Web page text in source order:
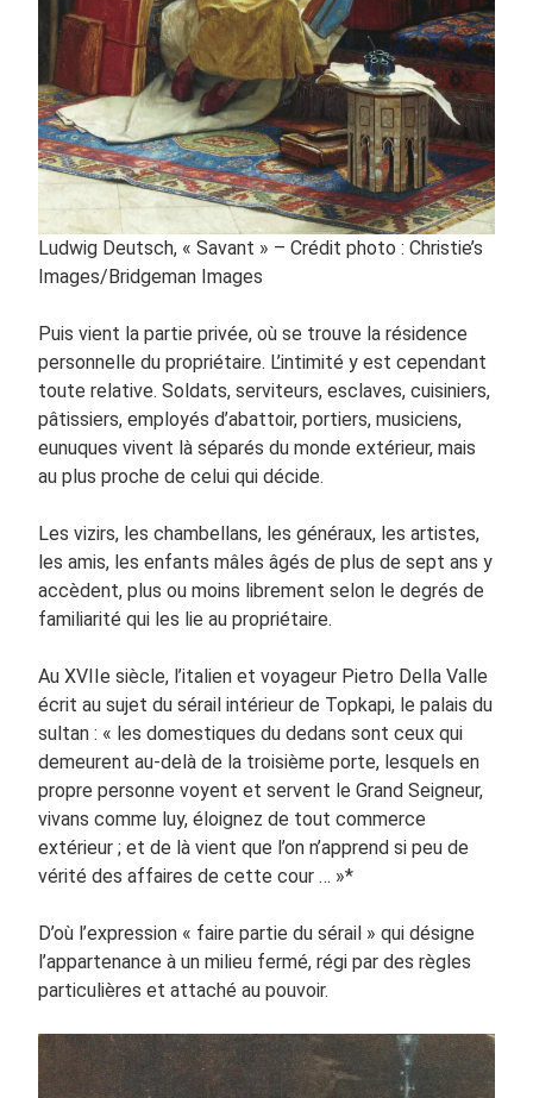
Ludwig Deutsch, « Savant » – Crédit photo : Christie’s
Images/Bridgeman Images
Puis vient la partie privée, où se trouve la résidence
personnelle du propriétaire. L’intimité y est cependant
toute relative. Soldats, serviteurs, esclaves, cuisiniers,
pâtissiers, employés d’abattoir, portiers, musiciens,
eunuques vivent là séparés du monde extérieur, mais
au plus proche de celui qui décide.
Les vizirs, les chambellans, les généraux, les artistes,
les amis, les enfants mâles âgés de plus de sept ans y
accèdent, plus ou moins librement selon le degrés de
familiarité qui les lie au propriétaire.
Au XVIIe siècle, l’italien et voyageur Pietro Della Valle
écrit au sujet du sérail intérieur de Topkapi, le palais du
sultan : « les domestiques du dedans sont ceux qui
demeurent au-delà de la troisième porte, lesquels en
propre personne voyent et servent le Grand Seigneur,
vivans comme luy, éloignez de tout commerce
extérieur ; et de là vient que l’on n’apprend si peu de
vérité des affaires de cette cour … »*
D’où l’expression « faire partie du sérail » qui désigne
l’appartenance à un milieu fermé, régi par des règles
particulières et attaché au pouvoir.